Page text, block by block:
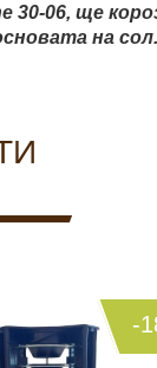
06, ще
на сол.
-